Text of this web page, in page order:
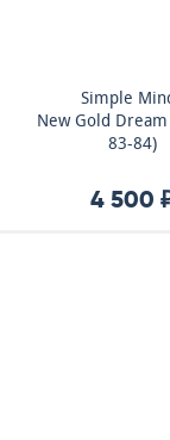
Simple
New Gold
83-84)
4 500